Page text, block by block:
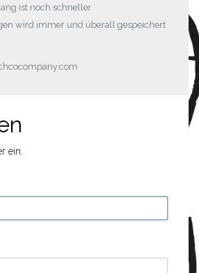
ist noch schneller
wird immer und überall gespeichert
ein.